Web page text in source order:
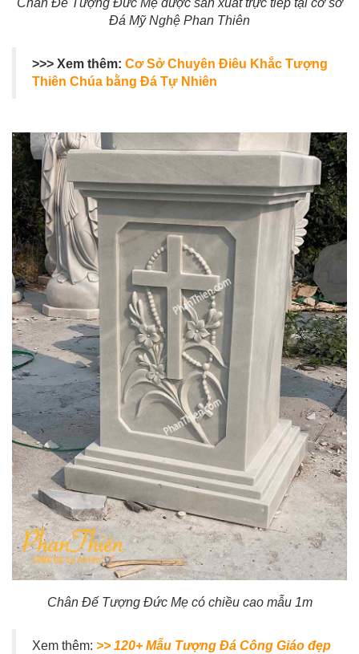
Chân Đế Tượng Đức Mẹ được sản xuất trực tiếp tại cơ sở
Đá Mỹ Nghệ Phan Thiên
>>> Xem thêm: Cơ Sở Chuyên Điêu Khắc Tượng
Thiên Chúa bằng Đá Tự Nhiên
Chân Đế Tượng Đức Mẹ có chiều cao mẫu 1m
Xem thêm: >> 120+ Mẫu Tượng Đá Công Giáo đẹp